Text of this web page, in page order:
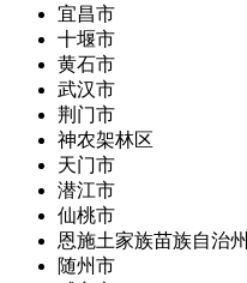
宜昌市
十堰市
黄石市
武汉市
荆门市
神农架林区
天门市
潜江市
仙桃市
恩施土家族苗族自治州
随州市